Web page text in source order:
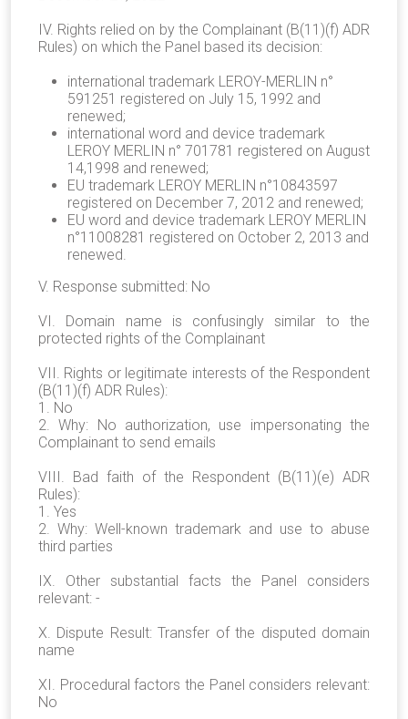
IV. Rights relied on by the Complainant (B(11)(f) ADR
Rules) on which the Panel based its decision:
international trademark LEROY-MERLIN n°
591251 registered on July 15, 1992 and
renewed;
international word and device trademark
LEROY MERLIN n° 701781 registered on August
14,1998 and renewed;
EU trademark LEROY MERLIN n°10843597
registered on December 7, 2012 and renewed;
EU word and device trademark LEROY MERLIN
n°11008281 registered on October 2, 2013 and
renewed.
V. Response submitted: No
VI. Domain name is confusingly similar to the
protected rights of the Complainant
VII. Rights or legitimate interests of the Respondent
(B(11)(f) ADR Rules):
1. No
2. Why: No authorization, use impersonating the
Complainant to send emails
VIII. Bad faith of the Respondent (B(11)(e) ADR
Rules):
1. Yes
2. Why: Well-known trademark and use to abuse
third parties
IX. Other substantial facts the Panel considers
relevant: -
X. Dispute Result: Transfer of the disputed domain
name
XI. Procedural factors the Panel considers relevant:
No